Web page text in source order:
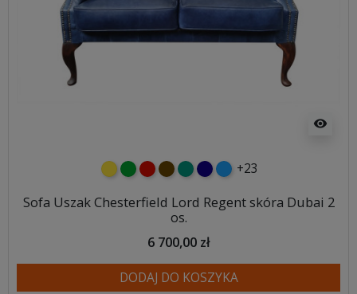
visibility
żółtyzielonyczerwony
czekoladowy
turkusowy
granatowy
niebieski
+23
Sofa Uszak Chesterfield Lord Regent skóra Dubai 2
os.
6 700,00 zł
DODAJ DO KOSZYKA